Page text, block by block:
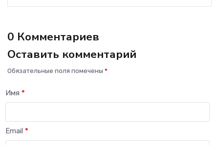
0 Комментариев
Оставить комментарий
Обязательные поля помечены *
Имя *
Email *